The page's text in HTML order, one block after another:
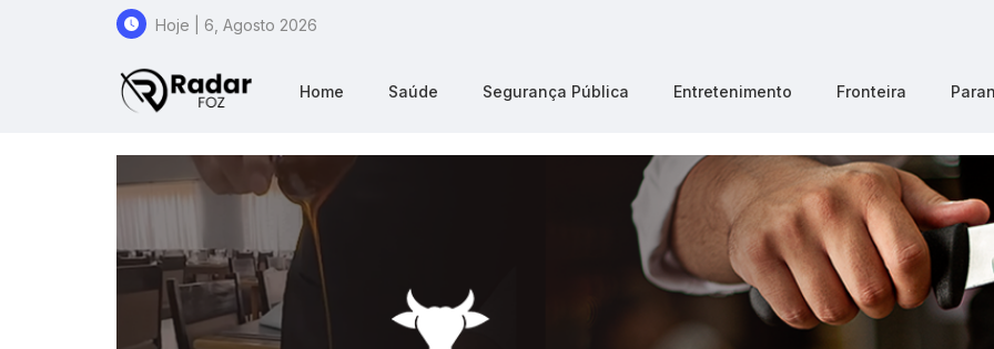
Hoje | 6, Agosto 2026
Home Saúde Segurança Pública Entretenimento Fronteira